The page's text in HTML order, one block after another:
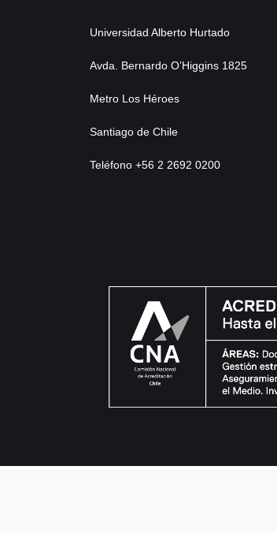
Universidad Alberto Hurtado
Avda. Bernardo O’Higgins 1825
Metro Los Héroes
Santiago de Chile
Teléfono +56 2 2692 0200